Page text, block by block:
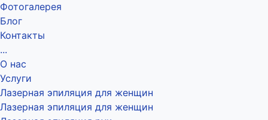
Фотогалерея
Блог
Контакты
...
О нас
Услуги
Лазерная эпиляция для женщин
Лазерная эпиляция для женщин